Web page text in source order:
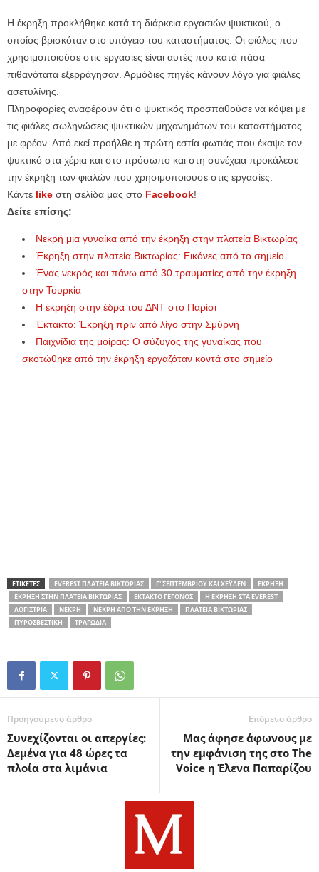
Η έκρηξη προκλήθηκε κατά τη διάρκεια εργασιών ψυκτικού, ο
οποίος βρισκόταν στο υπόγειο του καταστήματος. Οι φιάλες που
χρησιμοποιούσε στις εργασίες είναι αυτές που κατά πάσα
πιθανότατα εξερράγησαν. Αρμόδιες πηγές κάνουν λόγο για φιάλες
ασετυλίνης.
Πληροφορίες αναφέρουν ότι ο ψυκτικός προσπαθούσε να κόψει με
τις φιάλες σωληνώσεις ψυκτικών μηχανημάτων του καταστήματος
με φρέον. Από εκεί προήλθε η πρώτη εστία φωτιάς που έκαψε τον
ψυκτικό στα χέρια και στο πρόσωπο και στη συνέχεια προκάλεσε
την έκρηξη των φιαλών που χρησιμοποιούσε στις εργασίες.
Κάντε like στη σελίδα μας στο Facebook!
Δείτε επίσης:
Νεκρή μια γυναίκα από την έκρηξη στην πλατεία Βικτωρίας
Έκρηξη στην πλατεία Βικτωρίας: Εικόνες από το σημείο
Ένας νεκρός και πάνω από 30 τραυματίες από την έκρηξη
στην Τουρκία
Η έκρηξη στην έδρα του ΔΝΤ στο Παρίσι
Έκτακτο: Έκρηξη πριν από λίγο στην Σμύρνη
Παιχνίδια της μοίρας: Ο σύζυγος της γυναίκας που
σκοτώθηκε από την έκρηξη εργαζόταν κοντά στο σημείο
ΕΤΙΚΕΤΕΣ EVEREST ΠΛΑΤΕΊΑ ΒΙΚΤΩΡΊΑΣ Γ' ΣΕΠΤΕΜΒΡΊΟΥ ΚΑΙ ΧΈΥΔΕΝ
ΈΚΡΗΞΗ
ΈΚΡΗΞΗ ΣΤΗΝ ΠΛΑΤΕΊΑ ΒΙΚΤΩΡΊΑΣ
ΈΚΤΑΚΤΟ ΓΕΓΟΝΌΣ
Η ΈΚΡΗΞΗ ΣΤΑ EVEREST
ΛΟΓΊΣΤΡΙΑ
ΝΕΚΡΉ ΝΕΚΡΉ ΑΠΌ ΤΗΝ ΈΚΡΗΞΗ
ΠΛΑΤΕΊΑ ΒΙΚΤΩΡΊΑΣ
ΠΥΡΟΣΒΕΣΤΙΚΉ
ΤΡΑΓΩΔΊΑ
Προηγούμενο άρθρο
Συνεχίζονται οι απεργίες:
Δεμένα για 48 ώρες τα
πλοία στα λιμάνια
Επόμενο άρθρο
Μας άφησε άφωνους με
την εμφάνιση της στο The
Voice η Έλενα Παπαρίζου